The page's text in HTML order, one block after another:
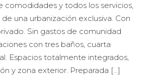
comodidades y todos los servicios,
una urbanización exclusiva. Con
Sin gastos de comunidad
con tres baños, cuarta
Espacios totalmente integrados,
y zona exterior. Preparada […]